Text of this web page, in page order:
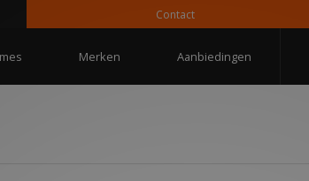
Contact
Merken Aanbiedingen